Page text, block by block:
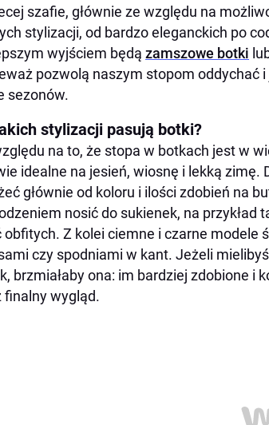
szafie, głównie ze względu na
stylizacji, od bardzo eleganckich po
wyjściem będą zamszowe botki
pozwolą naszym stopom oddychać
sezonów.
stylizacji pasują botki?
na to, że stopa w botkach jest w
idealne na jesień, wiosnę i lekką
głównie od koloru i ilości zdobień na
nosić do sukienek, na przykład
obfitych. Z kolei ciemne i czarne modele
czy spodniami w kant. Jeżeli
brzmiałaby ona: im bardziej zdobione i
finalny wygląd.